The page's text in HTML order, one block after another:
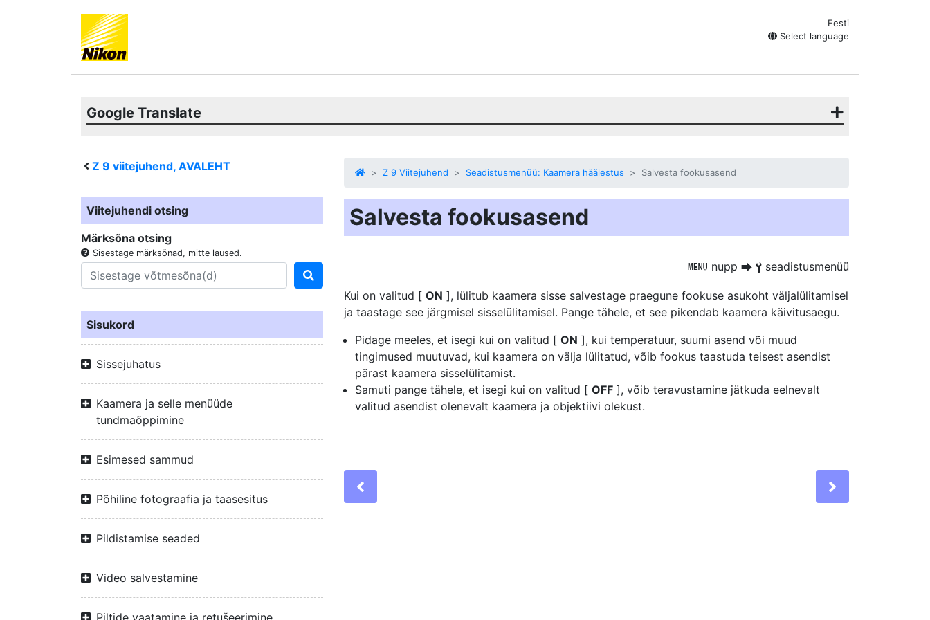
Eesti
Select language
Google Translate
Z 9 viitejuhend, AVALEHT
Viitejuhendi otsing
Märksõna otsing
Sisestage märksõnad, mitte laused.
Sisukord
Sissejuhatus
Kaamera ja selle menüüde
tundmaõppimine
Esimesed sammud
Põhiline fotograafia ja taasesitus
Pildistamise seaded
Video salvestamine
Piltide vaatamine ja retušeerimine
Z 9 Viitejuhend Seadistusmenüü: Kaamera häälestus Salvesta fookusasend
Salvesta fookusasend
G nupp U B seadistusmenüü
Kui on valitud [ ON ], lülitub kaamera sisse salvestage praegune fookuse asukoht väljalülitamisel
ja taastage see järgmisel sisselülitamisel. Pange tähele, et see pikendab kaamera käivitusaegu.
Pidage meeles, et isegi kui on valitud [ ON ], kui temperatuur, suumi asend või muud
tingimused muutuvad, kui kaamera on välja lülitatud, võib fookus taastuda teisest asendist
pärast kaamera sisselülitamist.
Samuti pange tähele, et isegi kui on valitud [ OFF ], võib teravustamine jätkuda eelnevalt
valitud asendist olenevalt kaamera ja objektiivi olekust.